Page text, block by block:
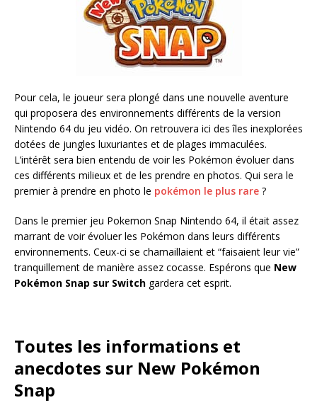
Pour cela, le joueur sera plongé dans une nouvelle aventure
qui proposera des environnements différents de la version
Nintendo 64 du jeu vidéo. On retrouvera ici des îles inexplorées
dotées de jungles luxuriantes et de plages immaculées.
L’intérêt sera bien entendu de voir les Pokémon évoluer dans
ces différents milieux et de les prendre en photos. Qui sera le
premier à prendre en photo le pokémon le plus rare ?
Dans le premier jeu Pokemon Snap Nintendo 64, il était assez
marrant de voir évoluer les Pokémon dans leurs différents
environnements. Ceux-ci se chamaillaient et “faisaient leur vie”
tranquillement de manière assez cocasse. Espérons que New
Pokémon Snap sur Switch gardera cet esprit.
Toutes les informations et
anecdotes sur New Pokémon
Snap